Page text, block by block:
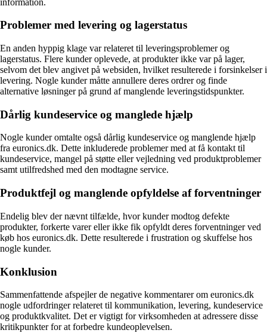
Problemer med levering og lagerstatus
En anden hyppig klage var relateret til leveringsproblemer og
lagerstatus. Flere kunder oplevede, at produkter ikke var på lager,
selvom det blev angivet på websiden, hvilket resulterede i forsinkelser i
levering. Nogle kunder måtte annullere deres ordrer og finde
alternative løsninger på grund af manglende leveringstidspunkter.
Dårlig kundeservice og manglede hjælp
Nogle kunder omtalte også dårlig kundeservice og manglende hjælp
fra euronics.dk. Dette inkluderede problemer med at få kontakt til
kundeservice, mangel på støtte eller vejledning ved produktproblemer
samt utilfredshed med den modtagne service.
Produktfejl og manglende opfyldelse af forventninger
Endelig blev der nævnt tilfælde, hvor kunder modtog defekte
produkter, forkerte varer eller ikke fik opfyldt deres forventninger ved
køb hos euronics.dk. Dette resulterede i frustration og skuffelse hos
nogle kunder.
Konklusion
Sammenfattende afspejler de negative kommentarer om euronics.dk
nogle udfordringer relateret til kommunikation, levering, kundeservice
og produktkvalitet. Det er vigtigt for virksomheden at adressere disse
kritikpunkter for at forbedre kundeoplevelsen.